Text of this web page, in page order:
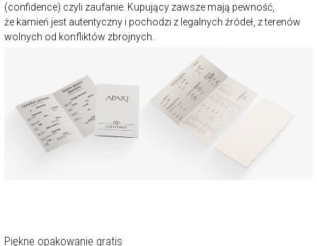
(confidence) czyli zaufanie. Kupujący zawsze mają pewność,
że kamień jest autentyczny i pochodzi z legalnych źródeł, z terenów
wolnych od konfliktów zbrojnych.
Piękne opakowanie gratis